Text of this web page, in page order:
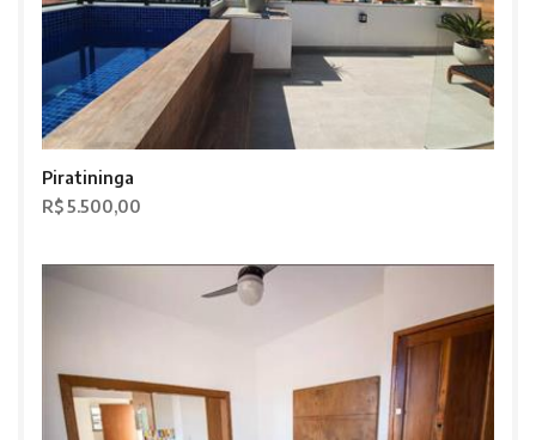
Piratininga
R$ 5.500,00